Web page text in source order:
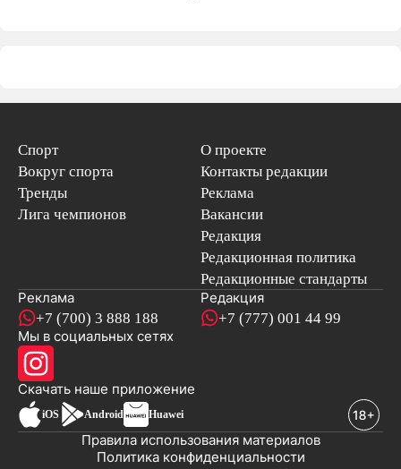
Спорт
Вокруг спорта
Тренды
Лига чемпионов
О проекте
Контакты редакции
Реклама
Вакансии
Редакция
Редакционная политика
Редакционные стандарты
Реклама
+7 (700) 3 888 188
Редакция
+7 (777) 001 44 99
Мы в социальных сетях
Скачать наше приложениеновостей
iOS Android Huawei
Политика конфиденциальности
Правила использования материалов